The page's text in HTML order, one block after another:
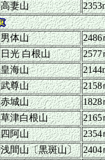
高妻山
男体山
2486
日光 白根山
2577
皇海山
武尊山
2158
赤城山
1828
草津白根山
2165
四阿山
2354
浅間山〔黒斑山〕
2404